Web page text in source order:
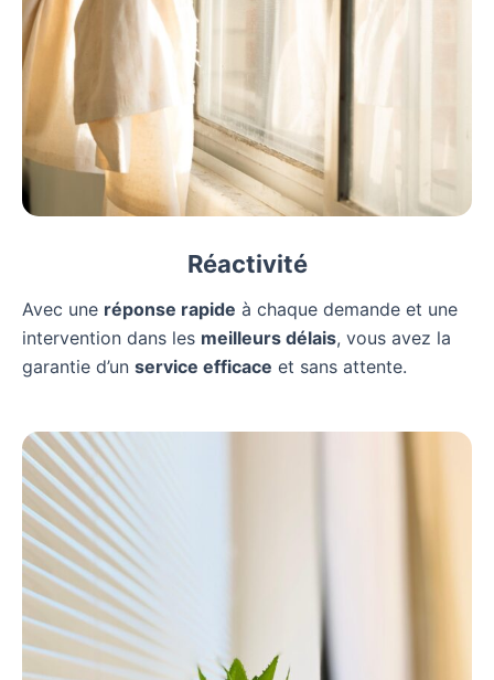
Réactivité
Avec une réponse rapide à chaque demande et une
intervention dans les meilleurs délais, vous avez la
garantie d’un service efficace et sans attente.